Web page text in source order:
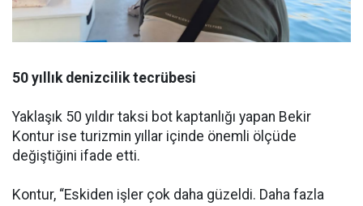
50 yıllık denizcilik tecrübesi
Yaklaşık 50 yıldır taksi bot kaptanlığı yapan Bekir
Kontur ise turizmin yıllar içinde önemli ölçüde
değiştiğini ifade etti.
Kontur, “Eskiden işler çok daha güzeldi. Daha fazla